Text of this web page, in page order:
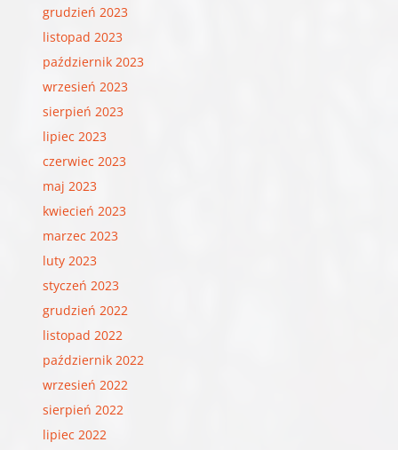
grudzień 2023
listopad 2023
październik 2023
wrzesień 2023
sierpień 2023
lipiec 2023
czerwiec 2023
maj 2023
kwiecień 2023
marzec 2023
luty 2023
styczeń 2023
grudzień 2022
listopad 2022
październik 2022
wrzesień 2022
sierpień 2022
lipiec 2022